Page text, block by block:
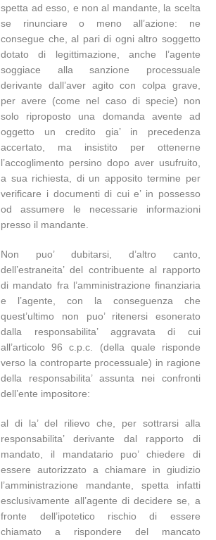
spetta ad esso, e non al mandante, la scelta
se rinunciare o meno all’azione: ne
consegue che, al pari di ogni altro soggetto
dotato di legittimazione, anche l’agente
soggiace alla sanzione processuale
derivante dall’aver agito con colpa grave,
per avere (come nel caso di specie) non
solo riproposto una domanda avente ad
oggetto un credito gia’ in precedenza
accertato, ma insistito per ottenerne
l’accoglimento persino dopo aver usufruito,
a sua richiesta, di un apposito termine per
verificare i documenti di cui e’ in possesso
od assumere le necessarie informazioni
presso il mandante.
Non puo’ dubitarsi, d’altro canto,
dell’estraneita’ del contribuente al rapporto
di mandato fra l’amministrazione finanziaria
e l’agente, con la conseguenza che
quest’ultimo non puo’ ritenersi esonerato
dalla responsabilita’ aggravata di cui
all’articolo 96 c.p.c. (della quale risponde
verso la controparte processuale) in ragione
della responsabilita’ assunta nei confronti
dell’ente impositore:
al di la’ del rilievo che, per sottrarsi alla
responsabilita’ derivante dal rapporto di
mandato, il mandatario puo’ chiedere di
essere autorizzato a chiamare in giudizio
l’amministrazione mandante, spetta infatti
esclusivamente all’agente di decidere se, a
fronte dell’ipotetico rischio di essere
chiamato a rispondere del mancato